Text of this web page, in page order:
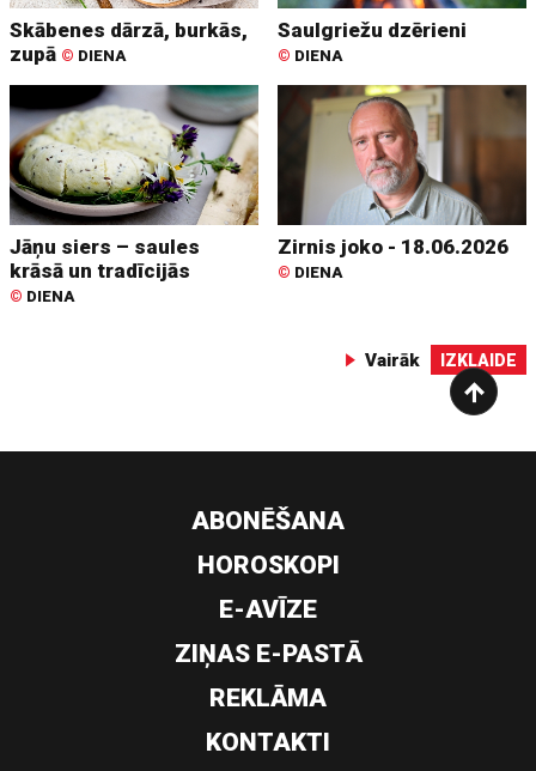
Skābenes dārzā, burkās,
zupā © DIENA
Saulgriežu dzērieni
© DIENA
Jāņu siers – saules
krāsā un tradīcijās
© DIENA
Zirnis joko - 18.06.2026
© DIENA
Vairāk IZKLAIDE
ABONĒŠANA
HOROSKOPI
E-AVĪZE
ZIŅAS E-PASTĀ
REKLĀMA
KONTAKTI